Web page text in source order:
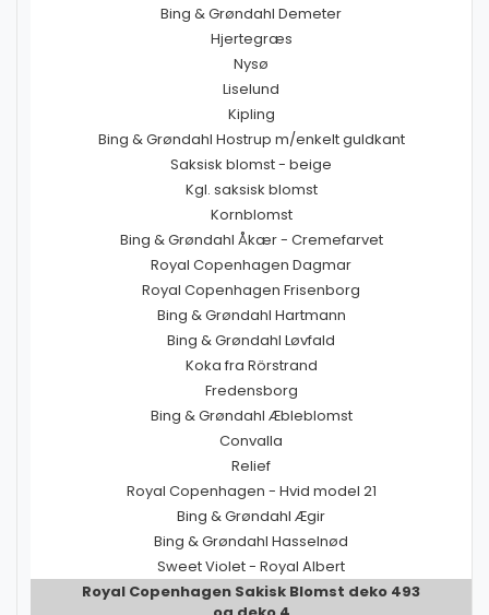
Bing & Grøndahl Demeter
Hjertegræs
Nysø
Liselund
Kipling
Bing & Grøndahl Hostrup m/enkelt guldkant
Saksisk blomst - beige
Kgl. saksisk blomst
Kornblomst
Bing & Grøndahl Åkær - Cremefarvet
Royal Copenhagen Dagmar
Royal Copenhagen Frisenborg
Bing & Grøndahl Hartmann
Bing & Grøndahl Løvfald
Koka fra Rörstrand
Fredensborg
Bing & Grøndahl Æbleblomst
Convalla
Relief
Royal Copenhagen - Hvid model 21
Bing & Grøndahl Ægir
Bing & Grøndahl Hasselnød
Sweet Violet - Royal Albert
Royal Copenhagen Sakisk Blomst deko 493